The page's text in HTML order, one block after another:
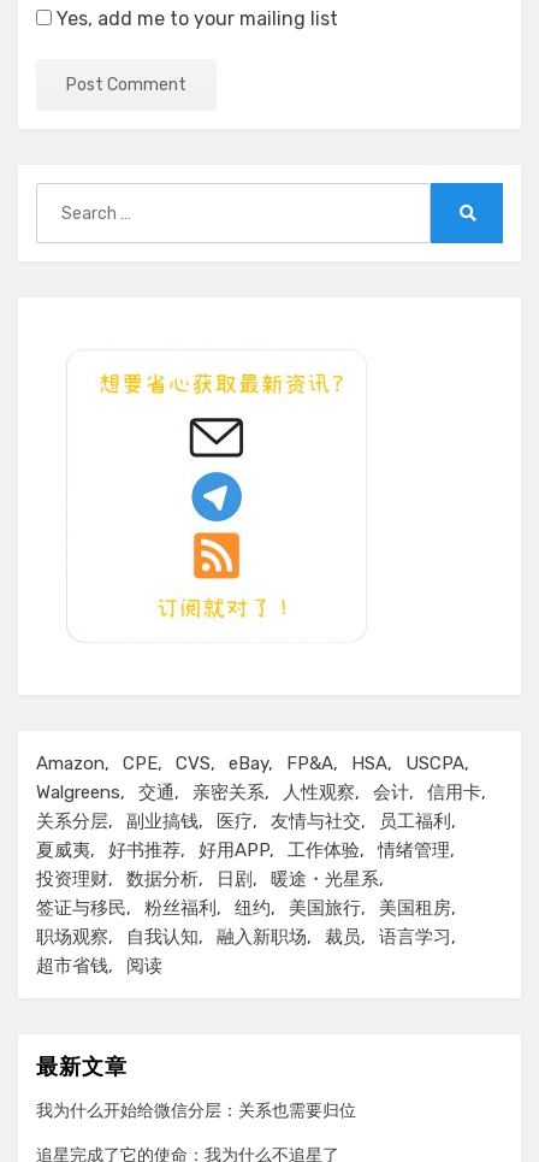
Yes, add me to your mailing list
for:
Amazon CPE CVS eBay FP&A HSA
USCPA
Walgreens
交通 亲密关系 人性观察 会计
信用卡
关系分层
副业搞钱 医疗 友情与社交
员工福利
夏威夷
好书推荐 好用APP 工作体验
情绪管理
投资理财
数据分析 日剧
暖途・光星系
签证与移民
粉丝福利 纽约 美国旅行
美国租房
职场观察
自我认知 融入新职场 裁员
语言学习
超市省钱
阅读
最新文章
我为什么开始给微信分层：关系也需要归位
追星完成了它的使命：我为什么不追星了